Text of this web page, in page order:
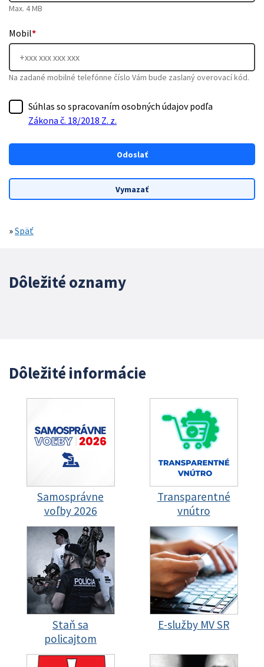
Max. 4 MB
Mobil*
Na zadané mobilné telefónne číslo Vám bude zaslaný overovací kód.
Súhlas so spracovaním osobných údajov podľa
Zákona č. 18/2018 Z. z.
»Späť
Dôležité oznamy
Dôležité informácie
Samosprávne
voľby 2026
Transparentné
vnútro
Staň sa
policajtom
E-služby MV SR